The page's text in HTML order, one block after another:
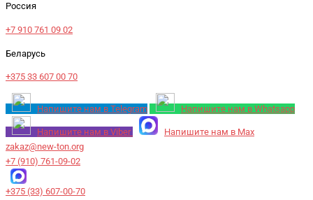
Россия
+7 910 761 09 02
Беларусь
+375 33 607 00 70
Напишите нам в Telegram Напишите нам в Whatsapp
Напишите нам в Viber
Напишите нам в Max
zakaz@new-ton.org
+7 (910) 761-09-02
+375 (33) 607-00-70